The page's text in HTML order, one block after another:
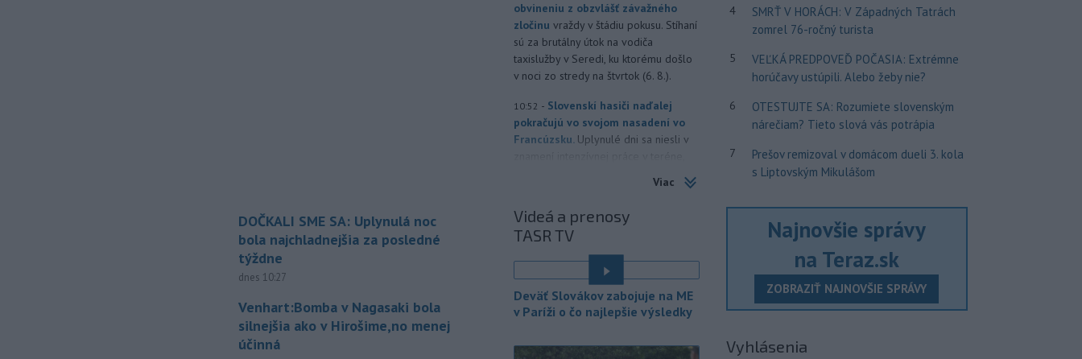
DOČKALI SME SA: Uplynulá noc
bola najchladnejšia za posledné
týždne
dnes 10:27
Venhart:Bomba v Nagasaki bola
silnejšia ako v Hirošime,no menej
účinná
obvineniu z obzvlášť závažného
zločinu vraždy v štádiu pokusu. Stíhaní
sú za brutálny útok na vodiča
taxislužby v Seredi, ku ktorému došlo
v noci zo stredy na štvrtok (6. 8.).
10:52 - Slovenskí hasiči naďalej
pokračujú vo svojom nasadení vo
Francúzsku. Uplynulé dni sa niesli v
aj údržby techniky a potrebnej
regenerácie síl.
10:34 - Dve lietadlá na letisku
Sydney (SYD) sa v nedeľu tesne
Austrálsky úrad pre
bezpečnosť dopravy (ATSB), ktorý bol
o tomto incidente informovaný, začal
Uplynulá noc bola
Viac
Videá a prenosy
TASR TV
Deväť Slovákov zabojuje na ME
v Paríži o čo najlepšie výsledky
4
SMRŤ V HORÁCH: V Západných Tatrách
zomrel 76-ročný turista
5
VEĽKÁ PREDPOVEĎ POČASIA: Extrémne
horúčavy ustúpili. Alebo žeby nie?
6
OTESTUJTE SA: Rozumiete slovenským
nárečiam? Tieto slová vás potrápia
7
Prešov remizoval v domácom dueli 3. kola
s Liptovským Mikulášom
Najnovšie správy
na Teraz.sk
ZOBRAZIŤ NAJNOVŠIE SPRÁVY
Vyhlásenia